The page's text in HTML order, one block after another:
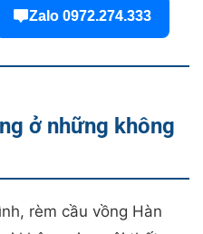
Zalo 0972.274.333
ở những không
rèm cầu vồng Hàn